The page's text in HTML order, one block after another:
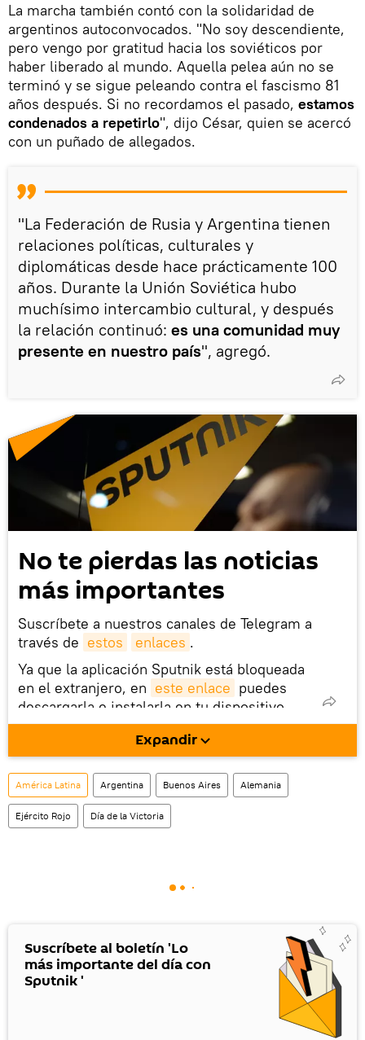
La marcha también contó con la solidaridad de
argentinos autoconvocados. "No soy descendiente,
pero vengo por gratitud hacia los soviéticos por
haber liberado al mundo. Aquella pelea aún no se
terminó y se sigue peleando contra el fascismo 81
años después. Si no recordamos el pasado, estamos
condenados a repetirlo", dijo César, quien se acercó
con un puñado de allegados.
"La Federación de Rusia y Argentina tienen
relaciones políticas, culturales y
diplomáticas desde hace prácticamente 100
años. Durante la Unión Soviética hubo
muchísimo intercambio cultural, y después
la relación continuó: es una comunidad muy
presente en nuestro país", agregó.
No te pierdas las noticias
más importantes
Suscríbete a nuestros canales de Telegram a
través de estos enlaces .
Ya que la aplicación Sputnik está bloqueada
en el extranjero, en este enlace puedes
descargarla e instalarla en tu dispositivo
móvil (¡solo para Android!).
También tenemos una cuenta en la red
social rusa VK .
Expandir
América Latina Argentina Buenos Aires Alemania
Ejército Rojo Día de la Victoria
Suscríbete al boletín 'Lo
más importante del día con
Sputnik '